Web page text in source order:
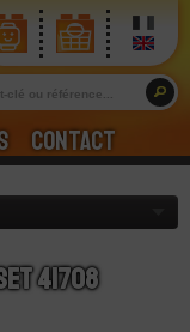
Contact
41708